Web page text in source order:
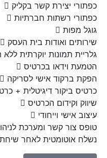
כפתורי יצירת קשר בקליק
כפתורי רשתות חברתיות
גוגל מפות
שירותים ואודות בית העסק
גלריית תמונות יוקרתית
הטמעת וידאו בכרטיס
הפקת ברקוד אישי לסריקה
כרטיס ביקור דיגיטלית +
שיווק וקידום הכרטיס
עיצוב אישי וייחודי
טופס צור קשר ומערכת
נשלח אוטומטית לאחר